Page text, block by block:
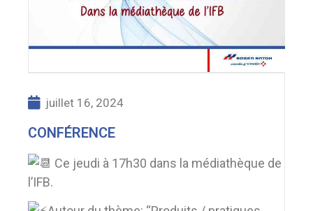
juillet 16, 2024
CONFÉRENCE
Ce jeudi à 17h30 dans la médiathèque de
l’IFB.